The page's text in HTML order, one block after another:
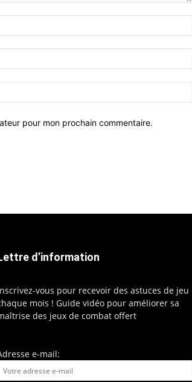
pour mon prochain commentaire.
d’information
vous pour recevoir des astuces de jeu
mois ! Guide vidéo pour améliorer sa
des jeux de combat offert
e-mail: